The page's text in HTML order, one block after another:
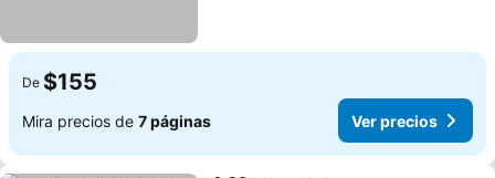
De $155
Mira precios de 7 páginas Ver precios